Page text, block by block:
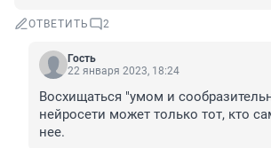
ОТВЕТИТЬ 2
Гость
22 января 2023, 18:24
Восхищаться "умом и
нейросети может только тот, кто
нее.